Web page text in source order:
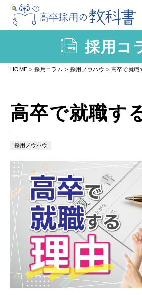
採用コ
HOME 採用コラム 採用ノウハウ 高卒で就職
高卒で就職す
採用ノウハウ